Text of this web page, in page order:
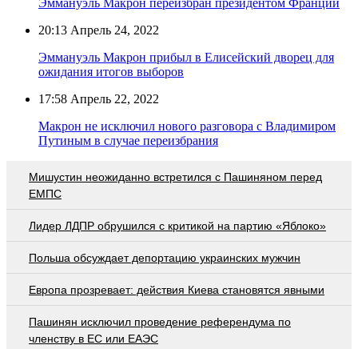
20:13 Апрель 24, 2022
Эммануэль Макрон прибыл в Елисейский дворец для
ожидания итогов выборов
17:58 Апрель 22, 2022
Макрон не исключил нового разговора с Владимиром
Путиным в случае переизбрания
Мишустин неожиданно встретился с Пашиняном перед
ЕМПС
Лидер ЛДПР обрушился с критикой на партию «Яблоко»
Польша обсуждает депортацию украинских мужчин
Европа прозревает: действия Киева становятся явными
Пашинян исключил проведение референдума по
членству в ЕС или ЕАЭС